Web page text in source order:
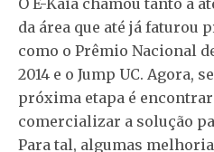
da área que até já faturou
como o Prêmio Nacional
2014 e o Jump UC. Agora,
próxima etapa é
comercializar a solução
Para tal, algumas